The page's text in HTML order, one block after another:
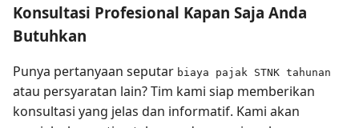
Konsultasi Profesional Kapan Saja Anda
Butuhkan
Punya pertanyaan seputar biaya pajak STNK tahunan
atau persyaratan lain? Tim kami siap memberikan
konsultasi yang jelas dan informatif. Kami akan